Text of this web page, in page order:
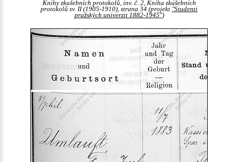
Knihy zkušebních protokolů, inv. č. 2, Kniha zkušebních
protokolů sv. II (1905-1910), strana 34 (projekt "Studenti
pražských univerzit 1882-1945")